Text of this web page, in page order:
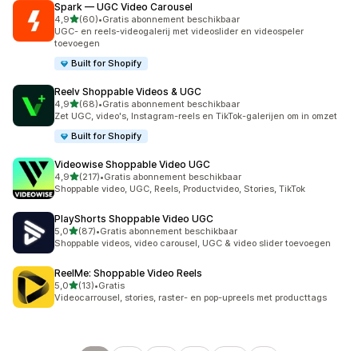
Spark — UGC Video Carousel
4,9van 5 sterren
(60)
60 recensies in totaal
•Gratis abonnement beschikbaar
UGC- en reels-videogalerij met videoslider en videospeler
toevoegen
Built for Shopify
Reelv Shoppable Videos & UGC
4,9van 5 sterren
(68)
68 recensies in totaal
•Gratis abonnement beschikbaar
Zet UGC, video's, Instagram-reels en TikTok-galerijen om in omzet
Built for Shopify
Videowise Shoppable Video UGC
4,9van 5 sterren
(217)
217 recensies in totaal
•Gratis abonnement beschikbaar
Shoppable video, UGC, Reels, Productvideo, Stories, TikTok
PlayShorts Shoppable Video UGC
5,0van 5 sterren
(87)
87 recensies in totaal
•Gratis abonnement beschikbaar
Shoppable videos, video carousel, UGC & video slider toevoegen
ReelMe: Shoppable Video Reels
5,0van 5 sterren
(13)
13 recensies in totaal
•Gratis
Videocarrousel, stories, raster- en pop-upreels met producttags